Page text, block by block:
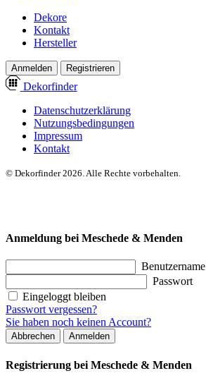
Dekore
Kontakt
Hersteller
Anmelden Registrieren
Dekorfinder
Datenschutzerklärung
Nutzungsbedingungen
Impressum
Kontakt
© Dekorfinder 2026. Alle Rechte vorbehalten.
Anmeldung bei Meschede & Menden
Benutzername
Passwort
Eingeloggt bleiben
Passwort vergessen?
Sie haben noch keinen Account?
Abbrechen Anmelden
Registrierung bei Meschede & Menden